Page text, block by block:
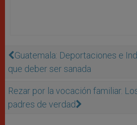
Guatemala: Deportaciones e
que deber ser sanada
Rezar por la vocación familiar.
padres de verdad